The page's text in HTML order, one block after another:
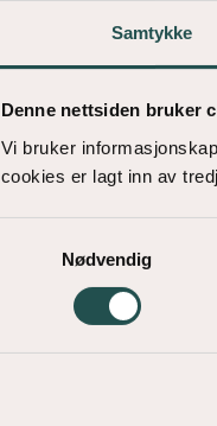
Samtykke
Denne nettsiden bruker
Vi bruker
cookies er lagt inn av
Nødvendig